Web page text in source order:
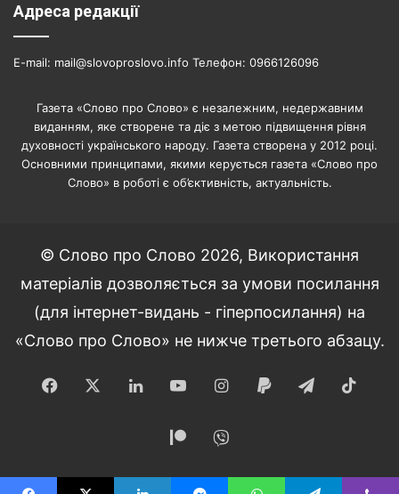
Адреса редакції
E-mail: mail@slovoproslovo.info Телефон: 0966126096
Газета «Слово про Слово» є незалежним, недержавним
виданням, яке створене та діє з метою підвищення рівня
духовності українського народу. Газета створена у 2012 році.
Основними принципами, якими керується газета «Слово про
Слово» в роботі є об’єктивність, актуальність.
© Слово про Слово 2026, Використання
матеріалів дозволяється за умови посилання
(для інтернет-видань - гіперпосилання) на
«Слово про Слово» не нижче третього абзацу.
Facebook LinkedInYouTubeInstagram
Paypal Telegram
Patreon